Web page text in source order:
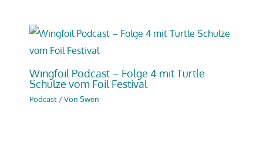
Wingfoil Podcast – Folge 4 mit Turtle
Schulze vom Foil Festival
Podcast/ Von Swen